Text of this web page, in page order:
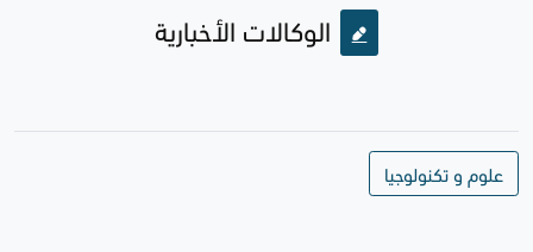
الوكالات الأخبارية
علوم و تكنولوجيا